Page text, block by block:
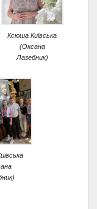
Ксюша Київська
(Оксана
Лазебник)